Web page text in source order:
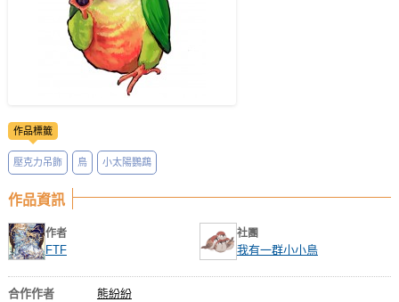
登入
作品標籤
壓克力吊飾 鳥 小太陽鸚鵡
作品資訊
作者
FTF
社團
我有一群小小鳥
合作作者 熊紛紛